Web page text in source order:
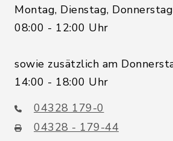
Montag, Dienstag,
08:00 - 12:00 Uhr
sowie zusätzlich am
14:00 - 18:00 Uhr
04328 179-0
04328 - 179-44